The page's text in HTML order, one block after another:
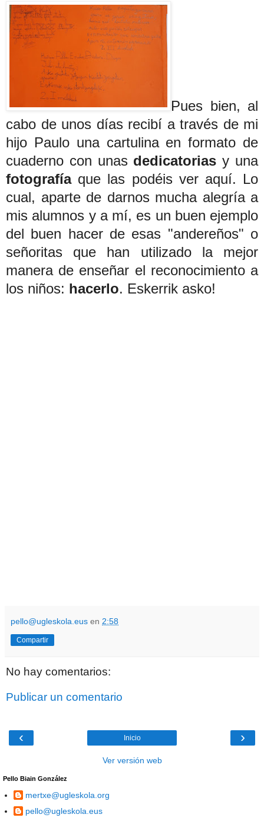
Pues bien, al
cabo de unos días recibí a través de mi
hijo Paulo una cartulina en formato de
cuaderno con unas dedicatorias y una
fotografíaque las podéis ver aquí. Lo
cual, aparte de darnos mucha alegría a
mis alumnos y a mí, es un buen ejemplo
del buen hacer de esas "andereños" o
señoritas que han utilizado la mejor
manera de enseñar el reconocimiento a
los niños: hacerlo. Eskerrik asko!
pello@ugleskola.eus en 2:58
Compartir
No hay comentarios:
Publicar un comentario
‹ ›
Inicio
Ver versión web
Pello Biain González
mertxe@ugleskola.org
pello@ugleskola.eus